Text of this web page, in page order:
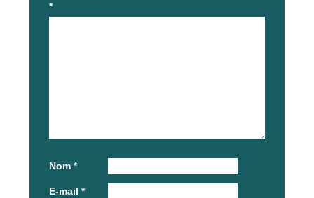
*
Nom *
E-mail *